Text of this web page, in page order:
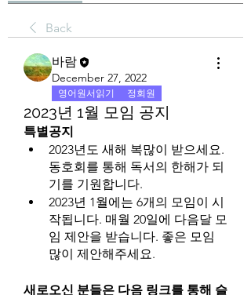
Back
바람
December 27, 2022
영어원서읽기 정회원
2023년 1월 모임 공지
특별공지
2023년도 새해 복많이 받으세요.
동호회를 통해 독서의 한해가 되
기를 기원합니다.
2023년 1월에는 6개의 모임이 시
작됩니다. 매월 20일에 다음달 모
임 제안을 받습니다. 좋은 모임
많이 제안해주세요.
새로오신 분들은 다음 링크를 통해 슬